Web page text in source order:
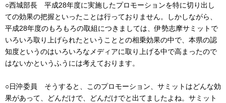
○西城部長 平成28年度に実施したプロモーションを特に切り出し
ての効果の把握といったことは行っておりません。しかしながら、
平成28年度のもろもろの取組につきましては、伊勢志摩サミットで
いろいろ取り上げられたということとの相乗効果の中で、本県の認
知度というのはいろいろなメディアに取り上げる中で高まったので
はないかというふうには考えております。
○日沖委員 そうすると、このプロモーション、サミットはどんな効
果があって、どんだけで、どんだけでと出てましたよね。サミット